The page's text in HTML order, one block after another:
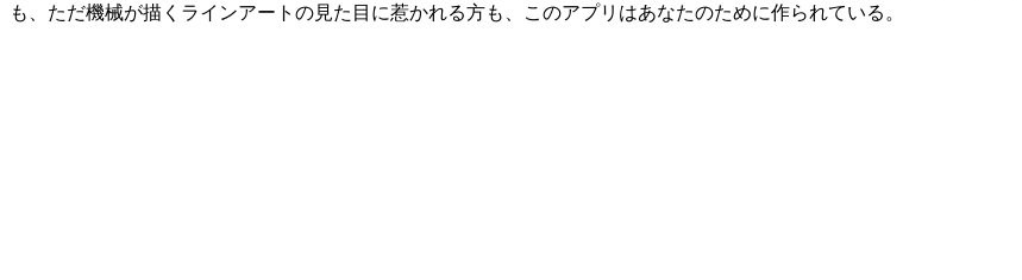
も、ただ機械が描くラインアートの見た目に惹かれる方も、このアプリはあなたのために作られている。